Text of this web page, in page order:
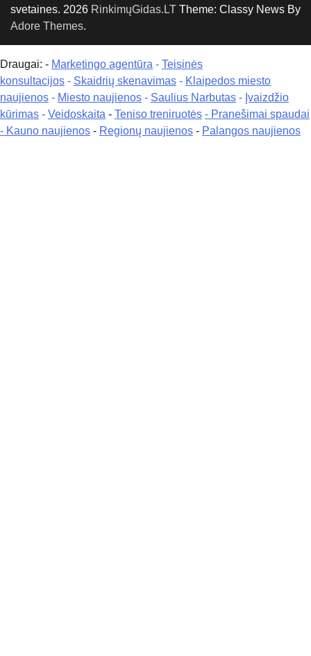
svetaines. 2026 RinkimųGidas.LT Theme: Classy News By
Adore Themes.
Draugai: - Marketingo agentūra - Teisinės
konsultacijos - Skaidrių skenavimas - Klaipedos miesto
naujienos - Miesto naujienos - Saulius Narbutas - Įvaizdžio
kūrimas - Veidoskaita - Teniso treniruotės - Pranešimai spaudai
- Kauno naujienos - Regionų naujienos - Palangos naujienos